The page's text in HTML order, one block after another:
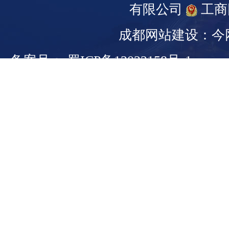
有限公司
工
成都网站建设：今
备案号： 蜀ICP备13022158号-1